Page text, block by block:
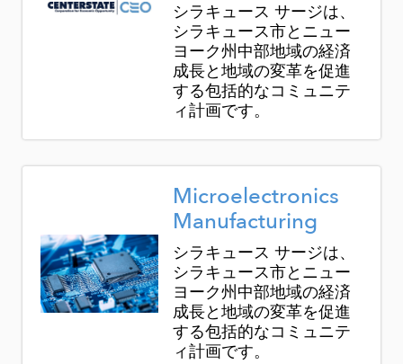
シラキュース サージは、
シラキュース市とニュー
ヨーク州中部地域の経済
成長と地域の変革を促進
する包括的なコミュニテ
ィ計画です。
Image
Microelectronics
Manufacturing
シラキュース サージは、
シラキュース市とニュー
ヨーク州中部地域の経済
成長と地域の変革を促進
する包括的なコミュニテ
ィ計画です。